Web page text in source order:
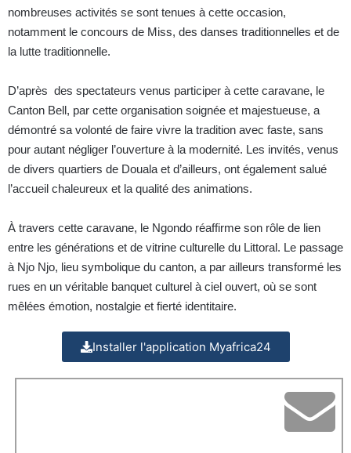
nombreuses activités se sont tenues à cette occasion,
notamment le concours de Miss, des danses traditionnelles et de
la lutte traditionnelle.
D’après des spectateurs venus participer à cette caravane, le
Canton Bell, par cette organisation soignée et majestueuse, a
démontré sa volonté de faire vivre la tradition avec faste, sans
pour autant négliger l’ouverture à la modernité. Les invités, venus
de divers quartiers de Douala et d’ailleurs, ont également salué
l’accueil chaleureux et la qualité des animations.
À travers cette caravane, le Ngondo réaffirme son rôle de lien
entre les générations et de vitrine culturelle du Littoral. Le passage
à Njo Njo, lieu symbolique du canton, a par ailleurs transformé les
rues en un véritable banquet culturel à ciel ouvert, où se sont
mêlées émotion, nostalgie et fierté identitaire.
Installer l'application Myafrica24